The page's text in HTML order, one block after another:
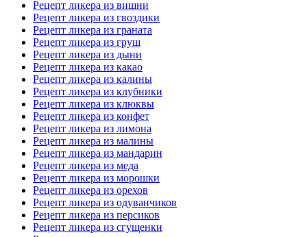
Рецепт ликера из вишни
Рецепт ликера из гвоздики
Рецепт ликера из граната
Рецепт ликера из груш
Рецепт ликера из дыни
Рецепт ликера из какао
Рецепт ликера из калины
Рецепт ликера из клубники
Рецепт ликера из клюквы
Рецепт ликера из конфет
Рецепт ликера из лимона
Рецепт ликера из малины
Рецепт ликера из мандарин
Рецепт ликера из меда
Рецепт ликера из морошки
Рецепт ликера из орехов
Рецепт ликера из одуванчиков
Рецепт ликера из персиков
Рецепт ликера из сгущенки